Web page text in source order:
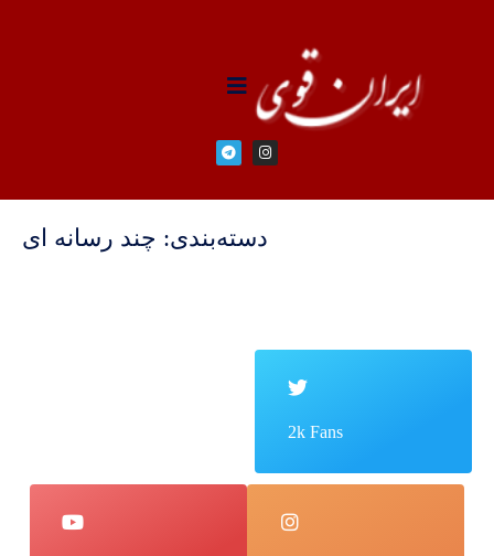
دسته‌بندی: چند رسانه ای
2k Fans